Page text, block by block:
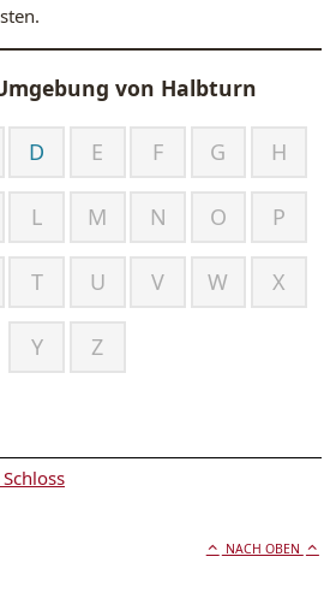
von Halbturn
D E F G H
L M N O P
T U V W X
Y Z
NACH OBEN